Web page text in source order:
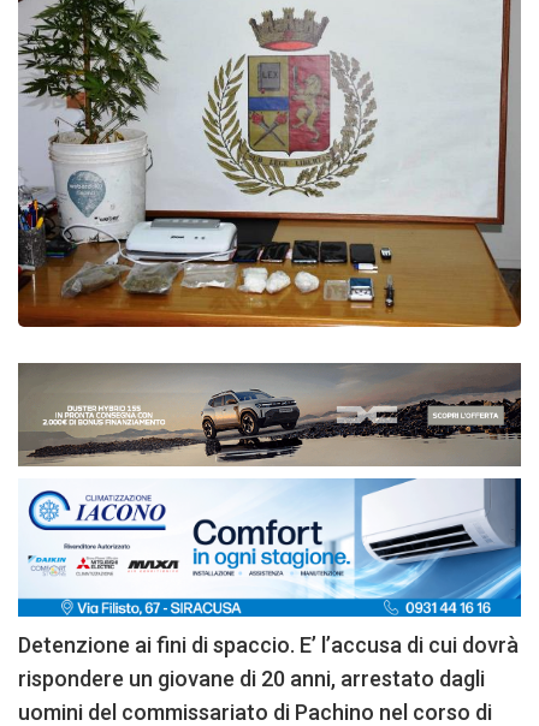
Detenzione ai fini di spaccio. E’ l’accusa di cui dovrà
rispondere un giovane di 20 anni, arrestato dagli
uomini del commissariato di Pachino nel corso di